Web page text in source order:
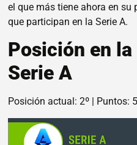
el que más tiene ahora en su
que participan en la Serie A.
Posición en
Serie A
Posición actual: 2º | Puntos: